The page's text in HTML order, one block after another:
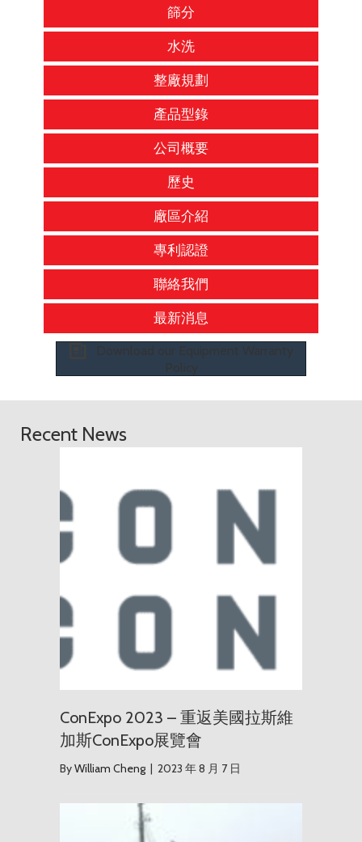
篩分
水洗
整廠規劃
產品型錄
公司概要
歷史
廠區介紹
專利認證
聯絡我們
最新消息
Download our Equipment Warranty
Policy
Recent News
ConExpo 2023 – 重返美國拉斯維
加斯ConExpo展覽會
ByWilliam Cheng 2023 年 8 月 7 日